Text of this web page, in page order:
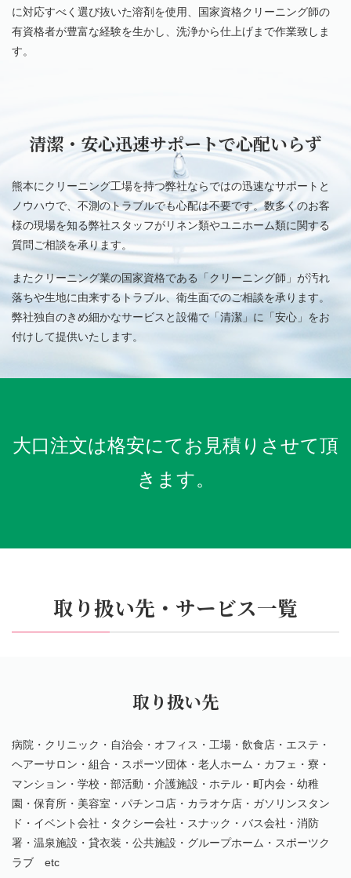
に対応すべく選び抜いた溶剤を使用、国家資格クリーニング師の
有資格者が豊富な経験を生かし、洗浄から仕上げまで作業致しま
す。
清潔・安心迅速サポートで心配いらず
熊本にクリーニング工場を持つ弊社ならではの迅速なサポートと
ノウハウで、不測のトラブルでも心配は不要です。数多くのお客
様の現場を知る弊社スタッフがリネン類やユニホーム類に関する
質問ご相談を承ります。
またクリーニング業の国家資格である「クリーニング師」が汚れ
落ちや生地に由来するトラブル、衛生面でのご相談を承ります。
弊社独自のきめ細かなサービスと設備で「清潔」に「安心」をお
付けして提供いたします。
大口注文は格安にてお見積りさせて頂
きます。
取り扱い先・サービス一覧
取り扱い先
病院・クリニック・自治会・オフィス・工場・飲食店・エステ・
ヘアーサロン・組合・スポーツ団体・老人ホーム・カフェ・寮・
マンション・学校・部活動・介護施設・ホテル・町内会・幼稚
園・保育所・美容室・パチンコ店・カラオケ店・ガソリンスタン
ド・イベント会社・タクシー会社・スナック・バス会社・消防
署・温泉施設・貸衣装・公共施設・グループホーム・スポーツク
ラブ etc